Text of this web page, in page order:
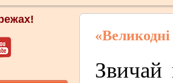
«
Звичай